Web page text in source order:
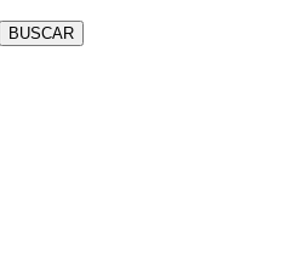
BUSCAR